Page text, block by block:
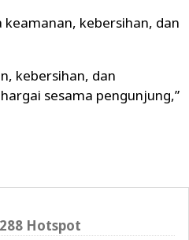
kebersihan, dan
kebersihan, dan
sesama pengunjung,”
Hotspot